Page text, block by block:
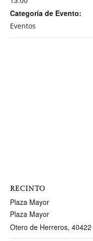
Categoría de Evento:
Eventos
RECINTO
Plaza Mayor
Plaza Mayor
Otero de Herreros, 40422